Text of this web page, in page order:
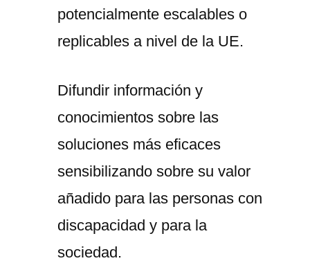
potencialmente escalables o
replicables a nivel de la UE.
Difundir información y
conocimientos sobre las
soluciones más eficaces
sensibilizando sobre su valor
añadido para las personas con
discapacidad y para la
sociedad.